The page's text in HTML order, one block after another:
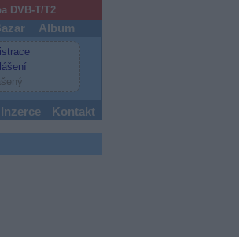
DVB-T/T2
Album
Inzerce Kontakt